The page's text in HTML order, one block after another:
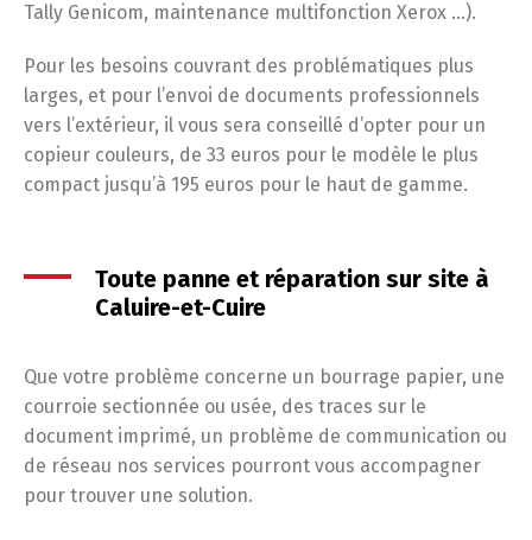
Tally Genicom, maintenance multifonction Xerox …).
Pour les besoins couvrant des problématiques plus
larges, et pour l’envoi de documents professionnels
vers l’extérieur, il vous sera conseillé d’opter pour un
copieur couleurs, de 33 euros pour le modèle le plus
compact jusqu’à 195 euros pour le haut de gamme.
Toute panne et réparation sur site à
Caluire-et-Cuire
Que votre problème concerne un bourrage papier, une
courroie sectionnée ou usée, des traces sur le
document imprimé, un problème de communication ou
de réseau nos services pourront vous accompagner
pour trouver une solution.